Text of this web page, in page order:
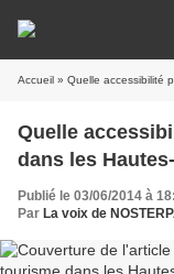
Accueil » Quelle accessibilité
Quelle
dans les
Publié le 03/06/2014 à
Par La voix de